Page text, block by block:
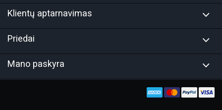
Klientų aptarnavimas
Priedai
Mano paskyra